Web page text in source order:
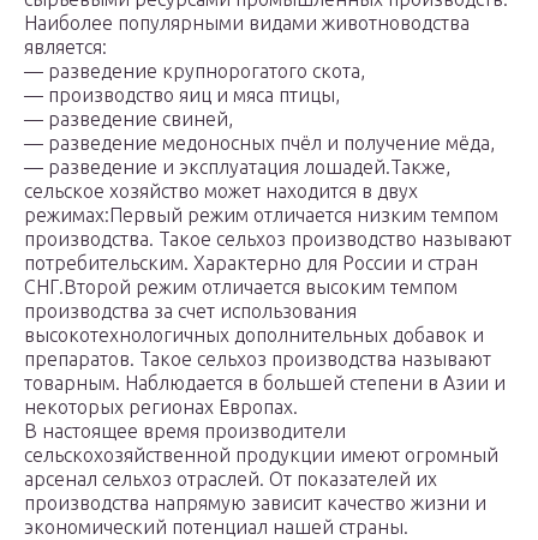
Наиболее популярными видами животноводства
является:
— разведение крупнорогатого скота,
— производство яиц и мяса птицы,
— разведение свиней,
— разведение медоносных пчёл и получение мёда,
— разведение и эксплуатация лошадей.Также,
cельское хозяйство может находится в двух
режимах:Первый режим отличается низким темпом
производства. Такое сельхоз производство называют
потребительским. Характерно для России и стран
СНГ.Второй режим отличается высоким темпом
производства за счет использования
высокотехнологичных дополнительных добавок и
препаратов. Такое сельхоз производства называют
товарным. Наблюдается в большей степени в Азии и
некоторых регионах Европах.
В настоящее время производители
сельскохозяйственной продукции имеют огромный
арсенал сельхоз отраслей. От показателей их
производства напрямую зависит качество жизни и
экономический потенциал нашей страны.